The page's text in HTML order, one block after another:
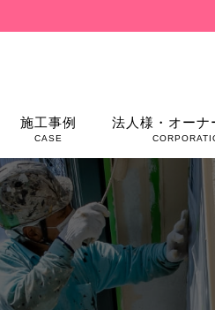
施工事例
CASE
法人様・オーナ